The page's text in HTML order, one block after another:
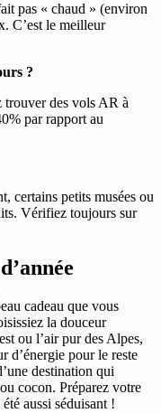
pas « chaud » (environ
C’est le meilleur
?
trouver des vols AR à
par rapport au
certains petits musées ou
Vérifiez toujours sur
cadeau que vous
la douceur
ou l’air pur des Alpes,
d’énergie pour le reste
destination qui
cocon. Préparez votre
aussi séduisant !